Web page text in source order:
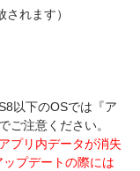
れます）
以下のOSでは『ア
注意ください。
プリ内データが消失
プデートの際には